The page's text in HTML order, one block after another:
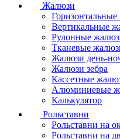
Жалюзи
Вертикальные
Рулонные
Тканевые
Жалюзи день-
Жалюзи зебра
Кассетные
Алюминиевые
Калькулятор
Рольставни
Рольставни на
Рольставни на